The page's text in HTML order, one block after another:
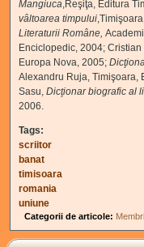
Mangiuca,Reşiţa, Editura
vâltoarea timpului
Literaturii Române,
Enciclopedic, 2004; Cristian
Europa Nova, 2005;
Alexandru Ruja, Timişoara,
Sasu, Dicţionar biografic al
2006.
Tags:
scriitor
banat
timisoara
romania
uniune
Categorii de articole: Membri